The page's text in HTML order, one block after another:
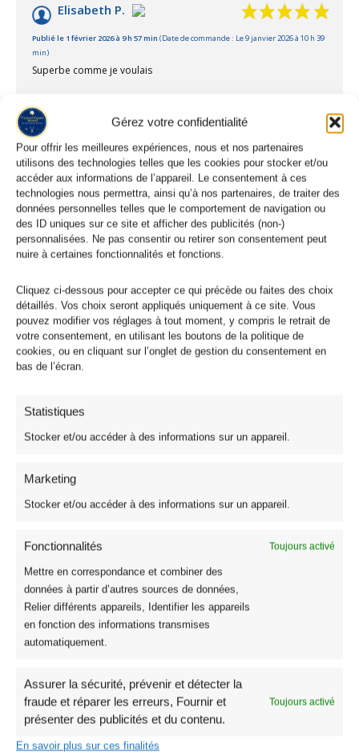
Gérez votre confidentialité
Pour offrir les meilleures expériences, nous et nos partenaires
utilisons des technologies telles que les cookies pour stocker et/ou
accéder aux informations de l’appareil. Le consentement à ces
technologies nous permettra, ainsi qu’à nos partenaires, de traiter des
données personnelles telles que le comportement de navigation ou
des ID uniques sur ce site et afficher des publicités (non-)
personnalisées. Ne pas consentir ou retirer son consentement peut
nuire à certaines fonctionnalités et fonctions.
Cliquez ci-dessous pour accepter ce qui précède ou faites des choix
détaillés. Vos choix seront appliqués uniquement à ce site. Vous
pouvez modifier vos réglages à tout moment, y compris le retrait de
votre consentement, en utilisant les boutons de la politique de
cookies, ou en cliquant sur l’onglet de gestion du consentement en
bas de l’écran.
Statistiques
Stocker et/ou accéder à des informations sur un appareil.
Marketing
Stocker et/ou accéder à des informations sur un appareil.
Fonctionnalités Toujours activé
Mettre en correspondance et combiner des
données à partir d’autres sources de données,
Relier différents appareils, Identifier les appareils
en fonction des informations transmises
automatiquement.
Assurer la sécurité, prévenir et détecter la
fraude et réparer les erreurs, Fournir et
présenter des publicités et du contenu.
Toujours activé
En savoir plus sur ces finalités
Elisabeth P.
Publié le 1 février 2026 à 9 h 57 min (Date de commande : Le 9 janvier 2026 à 10 h 39
min)
Superbe comme je voulais
fabienne H.
Publié le 2 octobre 2025 à 12 h 26 min
(Date de commande : Le 11 septembre 2025 à
11 h 31 min)
Très belle qualité
Desi D.
Publié le 3 décembre 2024 à 9 h 26 min (Date de commande : Le 11 novembre 2024
à 20 h 57 min)
Produits similaires